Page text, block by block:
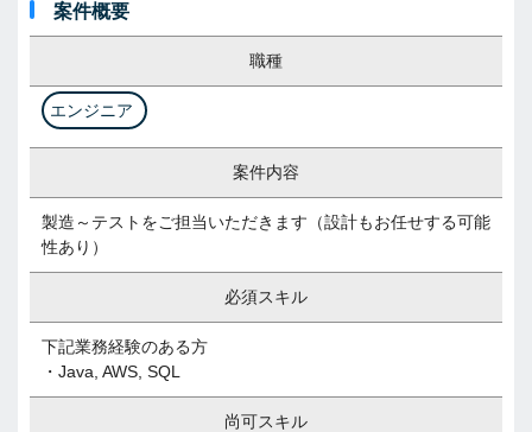
案件概要
職種
エンジニア
案件内容
製造～テストをご担当いただきます（設計もお任せする可能
性あり）
必須スキル
下記業務経験のある方
・Java, AWS, SQL
尚可スキル